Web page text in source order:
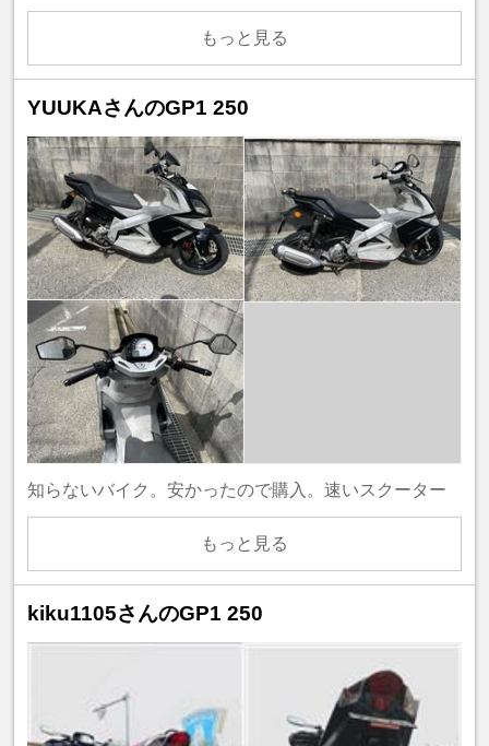
もっと見る
YUUKAさんのGP1 250
知らないバイク。安かったので購入。速いスクーター
もっと見る
kiku1105さんのGP1 250